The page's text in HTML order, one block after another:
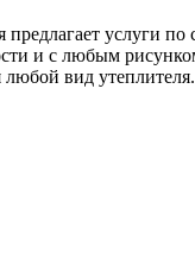
услуги по
и с любым
любой вид утеплителя.